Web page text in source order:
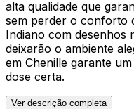
alta qualidade que
sem perder o conforto
Indiano com desenhos
deixarão o ambiente
em Chenille garante
dose certa.
Ver descrição completa